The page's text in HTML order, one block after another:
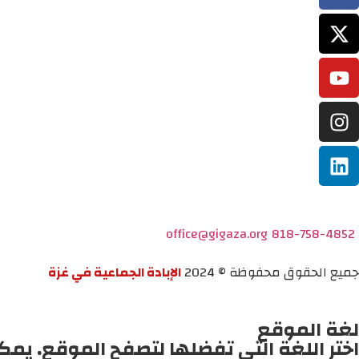
818-758-4852
office@gigaza.org
جميع الحقوق محفوظة © 2024
الإبادة الجماعية في غزة
لغة الموقع
اختر اللغة التي تفضلها لتصفح الموقع.